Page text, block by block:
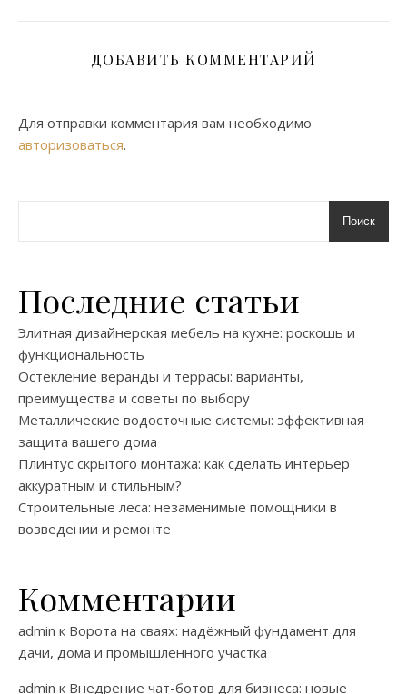
ДОБАВИТЬ КОММЕНТАРИЙ
Для отправки комментария вам необходимо
авторизоваться.
Поиск
Последние статьи
Элитная дизайнерская мебель на кухне: роскошь и
функциональность
Остекление веранды и террасы: варианты,
преимущества и советы по выбору
Металлические водосточные системы: эффективная
защита вашего дома
Плинтус скрытого монтажа: как сделать интерьер
аккуратным и стильным?
Строительные леса: незаменимые помощники в
возведении и ремонте
Комментарии
admin к Ворота на сваях: надёжный фундамент для
дачи, дома и промышленного участка
admin к Внедрение чат-ботов для бизнеса: новые